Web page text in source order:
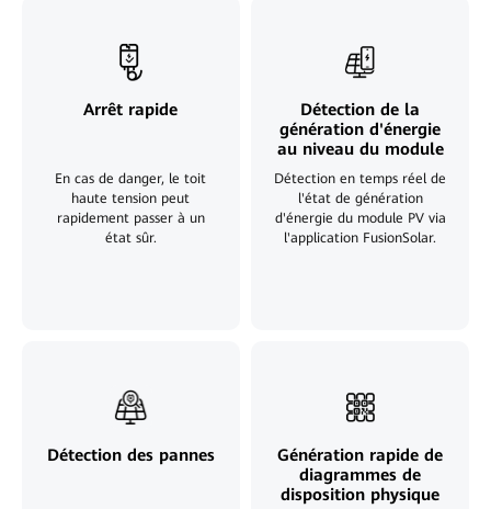
Arrêt rapide
En cas de danger, le toit
haute tension peut
rapidement passer à un
état sûr.
Détection de la
génération d'énergie
au niveau du module
Détection en temps réel de
l'état de génération
d'énergie du module PV via
l'application FusionSolar.
Détection des pannes
Génération rapide de
diagrammes de
disposition physique